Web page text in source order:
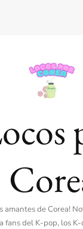
amantes de Corea!
fans del K-pop, los